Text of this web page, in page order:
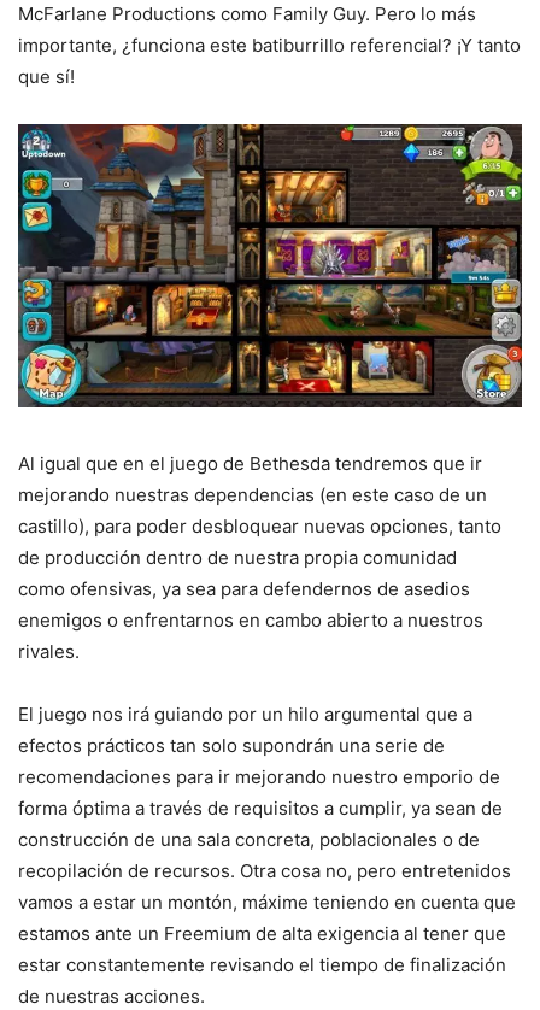
McFarlane Productions como Family Guy. Pero lo más
importante, ¿funciona este batiburrillo referencial? ¡Y tanto
que sí!
Al igual que en el juego de Bethesda tendremos que ir
mejorando nuestras dependencias (en este caso de un
castillo), para poder desbloquear nuevas opciones, tanto
de producción dentro de nuestra propia comunidad
como ofensivas, ya sea para defendernos de asedios
enemigos o enfrentarnos en cambo abierto a nuestros
rivales.
El juego nos irá guiando por un hilo argumental que a
efectos prácticos tan solo supondrán una serie de
recomendaciones para ir mejorando nuestro emporio de
forma óptima a través de requisitos a cumplir, ya sean de
construcción de una sala concreta, poblacionales o de
recopilación de recursos. Otra cosa no, pero entretenidos
vamos a estar un montón, máxime teniendo en cuenta que
estamos ante un Freemium de alta exigencia al tener que
estar constantemente revisando el tiempo de finalización
de nuestras acciones.